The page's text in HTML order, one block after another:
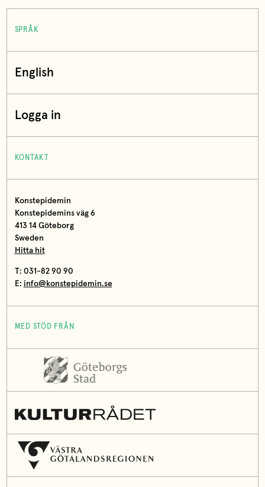
SPRÅK
English
Logga in
KONTAKT
Konstepidemin
Konstepidemins väg 6
413 14 Göteborg
Sweden
Hitta hit
T: 031-82 90 90
E: info@konstepidemin.se
MED STÖD FRÅN